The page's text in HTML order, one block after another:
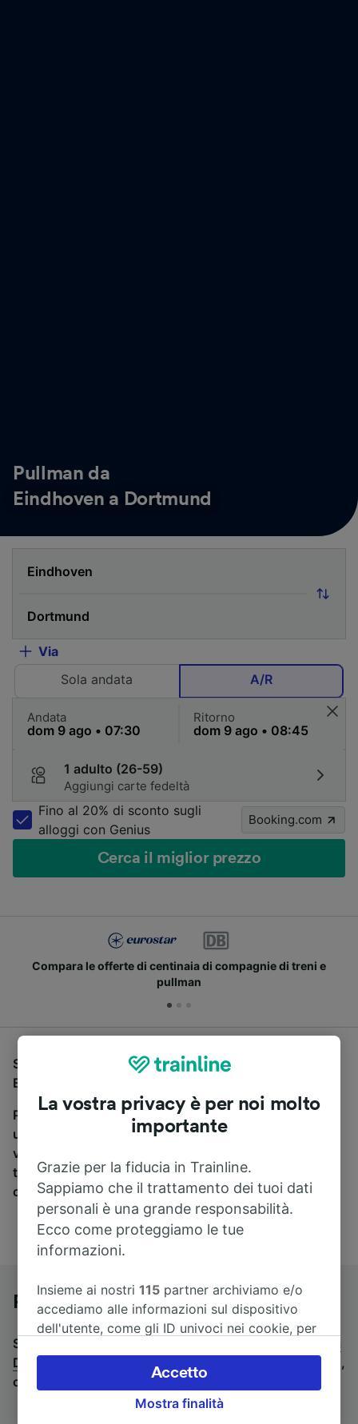
Pullman da
Eindhoven a Dortmund
Via
Sola andata
A/R
Andata Ritorno
1 adulto (26-59)
Aggiungi carte fedeltà
Fino al 20% di sconto sugli
alloggi con Genius
Booking.com
Cerca il miglior prezzo
Compara le offerte di centinaia di compagnie di treni e
pullman
Se stai cercando un pullman per viaggiare da
Eindhoven a Dortmund, sei nel posto giusto.
Per trovare i biglietti dei pullman, è sufficiente avviare
una ricerca in alto, e compareremo i tempi e i costi del
viaggio in treno e in pullman. Con Trainline puoi
trovare i biglietti per viaggiare con oltre 170
compagnie ferroviarie e dei pullman.
Pullman da Eindhoven a Dortmund
Stai cercando un viaggio di ritorno? Vai su
Dortmund a Eindhoven . Se preferisci prendere il treno,
consulta la pagina
treni da Eindhoven a Dortmund
La vostra privacy è per noi molto
importante
Grazie per la fiducia in Trainline.
Sappiamo che il trattamento dei tuoi dati
personali è una grande responsabilità.
Ecco come proteggiamo le tue
informazioni.
Insieme ai nostri115 partner archiviamo e/o
accediamo alle informazioni sul dispositivo
dell'utente, come gli ID univoci nei cookie, per
accettare o gestire le proprie scelte facendo
clic di seguito, tra cui il proprio diritto di
opporsi sulla base di un interesse legittimo o
Mostra finalità
Accetto